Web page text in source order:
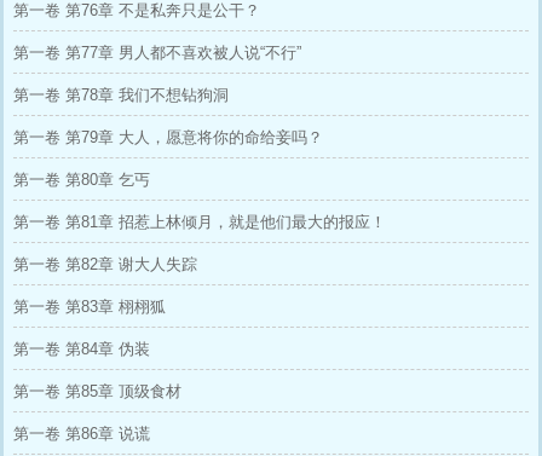
第一卷 第76章 不是私奔只是公干？
第一卷 第77章 男人都不喜欢被人说“不行”
第一卷 第78章 我们不想钻狗洞
第一卷 第79章 大人，愿意将你的命给妾吗？
第一卷 第80章 乞丐
第一卷 第81章 招惹上林倾月，就是他们最大的报应！
第一卷 第82章 谢大人失踪
第一卷 第83章 栩栩狐
第一卷 第84章 伪装
第一卷 第85章 顶级食材
第一卷 第86章 说谎